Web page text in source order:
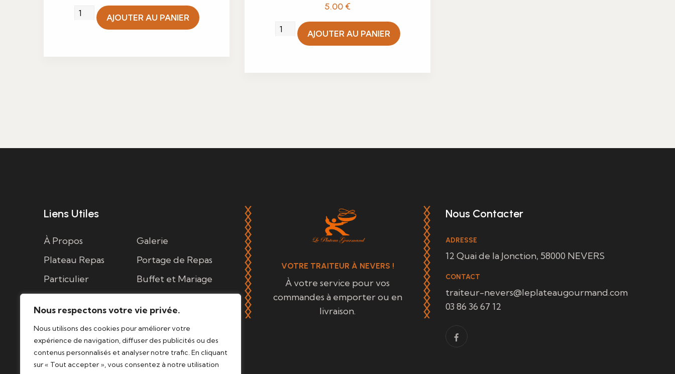
Nous respectons votre vie privée.
Nous utilisons des cookies pour améliorer votre
expérience de navigation, diffuser des publicités ou des
contenus personnalisés et analyser notre trafic. En cliquant
sur « Tout accepter », vous consentez à notre utilisation
quantitéAJOUTER AU PANIER
5.00 €
quantitéAJOUTER AU PANIER
Liens Utiles
À Propos
Galerie
Plateau Repas
Portage de Repas
Particulier
Buffet et Mariage
VOTRE TRAITEUR À NEVERS !
À votre service pour vos
commandes à emporter ou en
livraison.
Nous Contacter
ADRESSE
12 Quai de la Jonction, 58000 NEVERS
CONTACT
traiteur-nevers@leplateaugourmand.com
03 86 36 67 12